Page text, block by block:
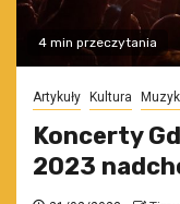
4 min przeczytania
Artykuły Kultura
Koncerty
2023